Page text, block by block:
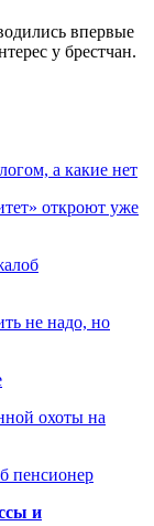
впервые
у брестчан.
а какие нет
откроют уже
не надо, но
охоты на
пенсионер
и